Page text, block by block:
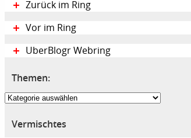
Zurück im Ring
Vor im Ring
UberBlogr Webring
Themen:
Themen:
Vermischtes